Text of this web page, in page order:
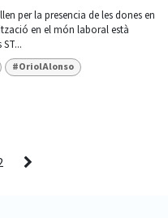
per la presencia de les dones en
en el món laboral està
#OriolAlonso